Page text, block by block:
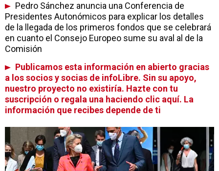
Pedro Sánchez anuncia una Conferencia de
Presidentes Autonómicos para explicar los detalles
de la llegada de los primeros fondos que se celebrará
en cuanto el Consejo Europeo sume su aval al de la
Comisión
Publicamos esta información en abierto gracias
a los socios y socias de infoLibre. Sin su apoyo,
nuestro proyecto no existiría. Hazte con tu
suscripción o regala una haciendo clic aquí. La
información que recibes depende de ti